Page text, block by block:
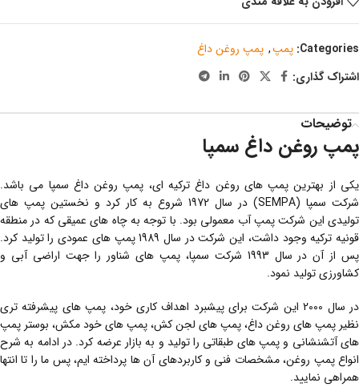
Categories: پمپ, پمپ روغن داغ
اشتراک گذاری:
توضیحات
پمپ روغن داغ سمپا
یکی از بهترین پمپ های روغن داغ ترکیه ای، پمپ روغن داغ سمپا می باشد.
شرکت سمپا (SEMPA) در سال 1972 شروع به کار کرد و نخستین پمپ های
تولیدی این شرکت پمپ آب معمولی بود. با توجه به چاه های عمیقی که در منطقه
قونیه ترکیه وجود داشت، این شرکت در سال 1989 پمپ های عمودی را تولید کرد.
پس از آن در سال 1993 شرکت سمپا، پمپ های شناور را جهت اراضی آبی و
کشاورزی تولید نمود.
در سال 2000 این شرکت برای پیشبرد اهداف کاری خود، پمپ های پیشرفته تری
نظیر پمپ های روغن داغ، پمپ های لجن کش، پمپ های خود مکش، بوستر پمپ
های آتشنشانی و پمپ های طبقاتی را تولید و به بازار عرضه کرد. در ادامه به شرح
انواع پمپ روغن، مشخصات فنی و کاربردهای آن ها پرداخته ایم، پس ما را تا انتها
همراهی نمایید.